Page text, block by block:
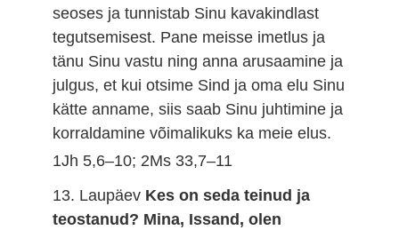
seoses ja tunnistab Sinu kavakindlast
tegutsemisest. Pane meisse imetlus ja
tänu Sinu vastu ning anna arusaamine ja
julgus, et kui otsime Sind ja oma elu Sinu
kätte anname, siis saab Sinu juhtimine ja
korraldamine võimalikuks ka meie elus.
1Jh 5,6–10; 2Ms 33,7–11
13. Laupäev Kes on seda teinud ja
teostanud? Mina, Issand, olen